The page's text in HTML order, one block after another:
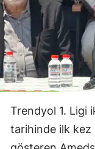
Trendyol 1. Ligi
tarihinde ilk kez